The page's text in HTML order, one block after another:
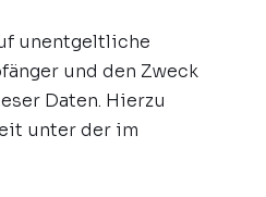
unentgeltliche
und den Zweck
Daten. Hierzu
unter der im